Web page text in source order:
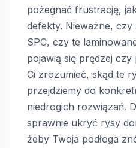
pożegnać frustrację,
defekty. Nieważne, czy
SPC, czy te
pojawią się prędzej
Ci zrozumieć, skąd te
przejdziemy do
niedrogich rozwiązań.
sprawnie ukryć rysy
żeby Twoja podłoga